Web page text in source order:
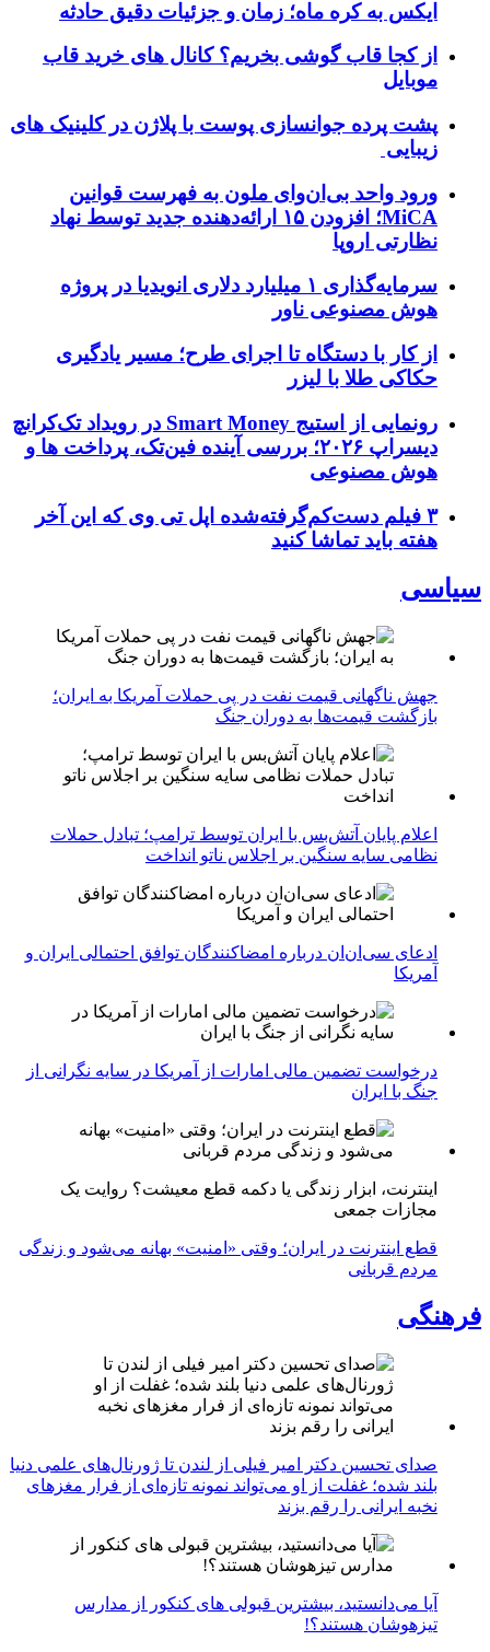
ایکس به کره ماه؛ زمان و جزئیات دقیق حادثه
از کجا قاب گوشی بخریم؟ کانال های خرید قاب
موبایل
پشت پرده جوانسازی پوست با پلاژن در کلینیک های
زیبایی
ورود واحد بی‌ان‌وای ملون به فهرست قوانین
MiCA؛ افزودن ۱۵ ارائه‌دهنده جدید توسط نهاد
نظارتی اروپا
سرمایه‌گذاری ۱ میلیارد دلاری انویدیا در پروژه
هوش مصنوعی ناور
از کار با دستگاه تا اجرای طرح؛ مسیر یادگیری
حکاکی طلا با لیزر
رونمایی از استیج Smart Money در رویداد تک‌کرانچ
دیسراپ ۲۰۲۶؛ بررسی آینده فین‌تک، پرداخت‌ ها و
هوش مصنوعی
۳ فیلم دست‌کم‌گرفته‌شده اپل تی وی که این آخر
هفته باید تماشا کنید
سیاسی
جهش ناگهانی قیمت نفت در پی حملات آمریکا به ایران؛
بازگشت قیمت‌ها به دوران جنگ
اعلام پایان آتش‌بس با ایران توسط ترامپ؛ تبادل حملات
نظامی سایه سنگین بر اجلاس ناتو انداخت
ادعای سی‌ان‌ان درباره امضاکنندگان توافق احتمالی ایران و
آمریکا
درخواست تضمین مالی امارات از آمریکا در سایه نگرانی از
جنگ با ایران
اینترنت، ابزار زندگی یا دکمه قطع معیشت؟ روایت یک
مجازات جمعی
قطع اینترنت در ایران؛ وقتی «امنیت» بهانه می‌شود و زندگی
مردم قربانی
فرهنگی
صدای تحسین دکتر امیر فیلی از لندن تا ژورنال‌های علمی دنیا
بلند شده؛ غفلت از او می‌تواند نمونه تازه‌ای از فرار مغزهای
نخبه ایرانی را رقم بزند
آیا می‌دانستید، بیشترین قبولی های کنکور از مدارس
تیزهوشان هستند؟!